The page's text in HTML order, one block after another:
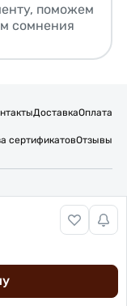
поможем
сомнения
ДоставкаОплата
сертификатовОтзывы